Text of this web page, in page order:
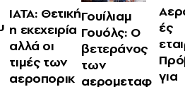
IATA: Θετική
η εκεχειρία
αλλά οι
τιμές των
αεροπορικ
Γουίλιαμ
Γουόλς: Ο
βετεράνος
των
αερομεταφ
ές
για